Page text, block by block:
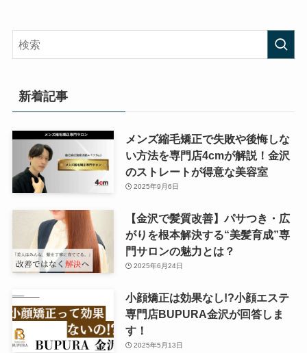
新着記事
メンズ縮毛矯正で失敗や後悔しな
い方法を専門店4cmが解説！金沢
のストレートが得意な美容室
2025年9月6日
【金沢で髪質改善】パサつき・広
がりを根本解決する“美髪育成”専
門サロンの魅力とは？
2025年6月24日
小顔矯正は効果なし!?小顔エステ
専門店BUPURA金沢が回答しま
す！
2025年5月13日